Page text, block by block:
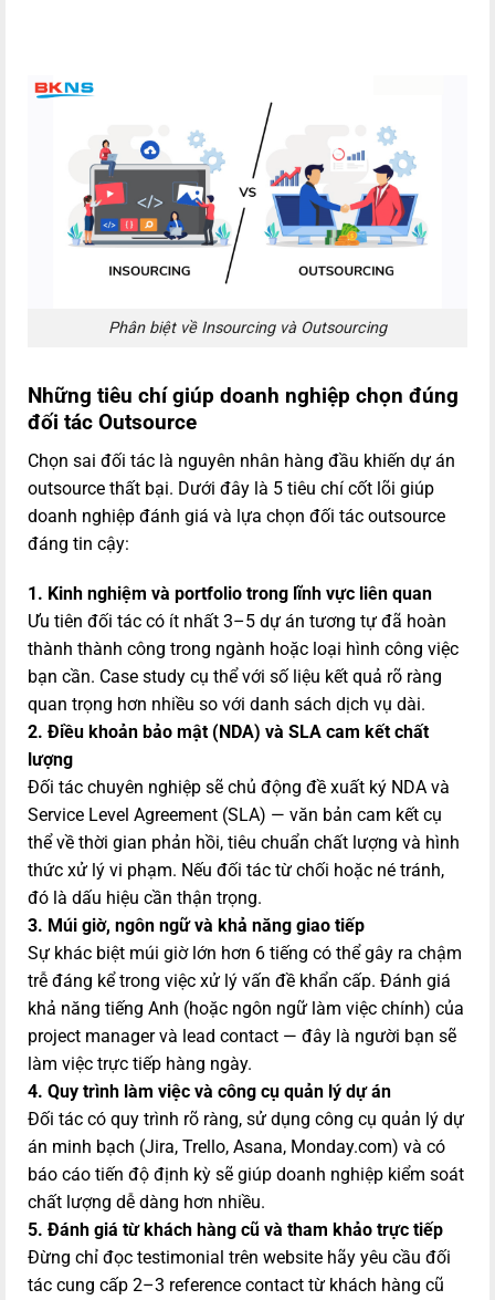
Phân biệt về Insourcing và Outsourcing
Những tiêu chí giúp doanh nghiệp chọn đúng
đối tác Outsource
Chọn sai đối tác là nguyên nhân hàng đầu khiến dự án
outsource thất bại. Dưới đây là 5 tiêu chí cốt lõi giúp
doanh nghiệp đánh giá và lựa chọn đối tác outsource
đáng tin cậy:
1. Kinh nghiệm và portfolio trong lĩnh vực liên quan
Ưu tiên đối tác có ít nhất 3–5 dự án tương tự đã hoàn
thành thành công trong ngành hoặc loại hình công việc
bạn cần. Case study cụ thể với số liệu kết quả rõ ràng
quan trọng hơn nhiều so với danh sách dịch vụ dài.
2. Điều khoản bảo mật (NDA) và SLA cam kết chất
lượng
Đối tác chuyên nghiệp sẽ chủ động đề xuất ký NDA và
Service Level Agreement (SLA) — văn bản cam kết cụ
thể về thời gian phản hồi, tiêu chuẩn chất lượng và hình
thức xử lý vi phạm. Nếu đối tác từ chối hoặc né tránh,
đó là dấu hiệu cần thận trọng.
3. Múi giờ, ngôn ngữ và khả năng giao tiếp
Sự khác biệt múi giờ lớn hơn 6 tiếng có thể gây ra chậm
trễ đáng kể trong việc xử lý vấn đề khẩn cấp. Đánh giá
khả năng tiếng Anh (hoặc ngôn ngữ làm việc chính) của
project manager và lead contact — đây là người bạn sẽ
làm việc trực tiếp hàng ngày.
4. Quy trình làm việc và công cụ quản lý dự án
Đối tác có quy trình rõ ràng, sử dụng công cụ quản lý dự
án minh bạch (Jira, Trello, Asana, Monday.com) và có
báo cáo tiến độ định kỳ sẽ giúp doanh nghiệp kiểm soát
chất lượng dễ dàng hơn nhiều.
5. Đánh giá từ khách hàng cũ và tham khảo trực tiếp
Đừng chỉ đọc testimonial trên website hãy yêu cầu đối
tác cung cấp 2–3 reference contact từ khách hàng cũ